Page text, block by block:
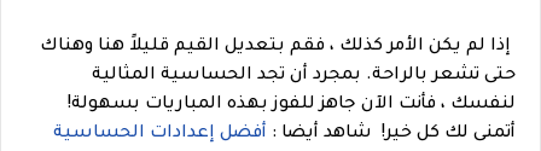
إذا لم يكن الأمر كذلك ، فقم بتعديل القيم قليلاً هنا وهناك
حتى تشعر بالراحة. بمجرد أن تجد الحساسية المثالية
لنفسك ، فأنت الآن جاهز للفوز بهذه المباريات بسهولة!
أتمنى لك كل خير!
شاهد أيضا : أفضل إعدادات الحساسية